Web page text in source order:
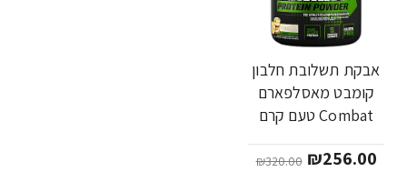
אבקת תשלובת חלבון
קומבט מאסלפארם
Combat טעם קרם
מבית MusclePharm
₪256.00
₪320.00